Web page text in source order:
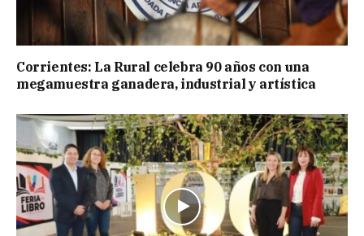
Corrientes: La Rural celebra 90 años con una
megamuestra ganadera, industrial y artística